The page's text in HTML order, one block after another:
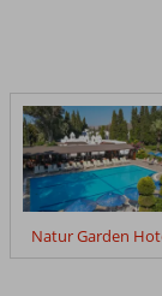
Natur Garden